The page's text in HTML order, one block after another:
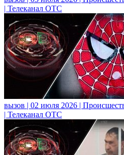
| Телеканал ОТС
вызов | 02 июля 2026 |
| Телеканал ОТС